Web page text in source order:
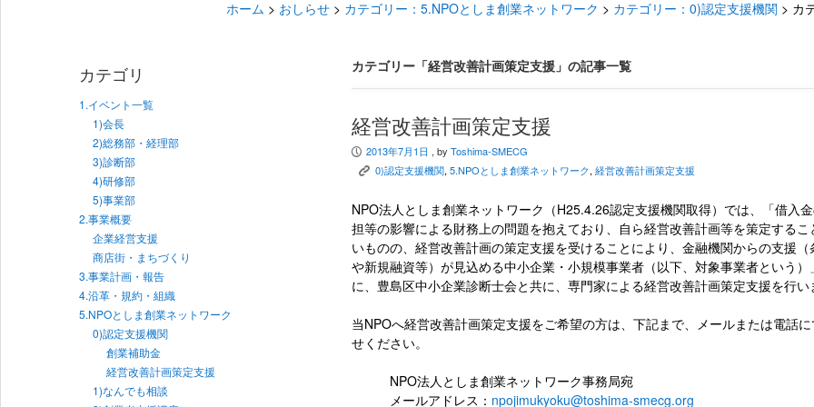
ホーム > おしらせ> カテゴリー：5.NPOとしま創業ネットワーク > カテゴリー：0)認定支援機関 > カ
カテゴリ
1.イベント一覧
1)会長
2)総務部・経理部
3)診断部
4)研修部
5)事業部
2.事業概要
企業経営支援
商店街・まちづくり
3.事業計画・報告
4.沿革・規約・組織
5.NPOとしま創業ネットワーク
0)認定支援機関
創業補助金
経営改善計画策定支援
1)なんでも相談
カテゴリー「経営改善計画策定支援」の記事一覧
経営改善計画策定支援
P 2013年7月1日 , by Toshima-SMECG
K 0)認定支援機関, 5.NPOとしま創業ネットワーク, 経営改善計画策定支援
NPO法人としま創業ネットワーク（H25.4.26認定支援機関取得）では、「借入
担等の影響による財務上の問題を抱えており、自ら経営改善計画等を策定するこ
いものの、経営改善計画の策定支援を受けることにより、金融機関からの支援（
や新規融資等）が見込める中小企業・小規模事業者（以下、対象事業者という）
に、豊島区中小企業診断士会と共に、専門家による経営改善計画策定支援を行い
当NPOへ経営改善計画策定支援をご希望の方は、下記まで、メールまたは電話
せください。
NPO法人としま創業ネットワーク事務局宛
メールアドレス： npojimukyoku@toshima-smecg.org